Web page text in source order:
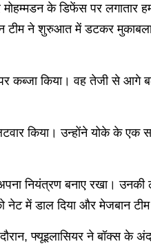
के डिफेंस पर लगातार
टीम ने शुरुआत में डटकर
कब्जा किया। वह तेजी से
किया। उन्होंने योके के
नियंत्रण बनाए रखा। उनकी
नेट में डाल दिया और मेजबान
फ्यूइलासियर ने बॉक्स के